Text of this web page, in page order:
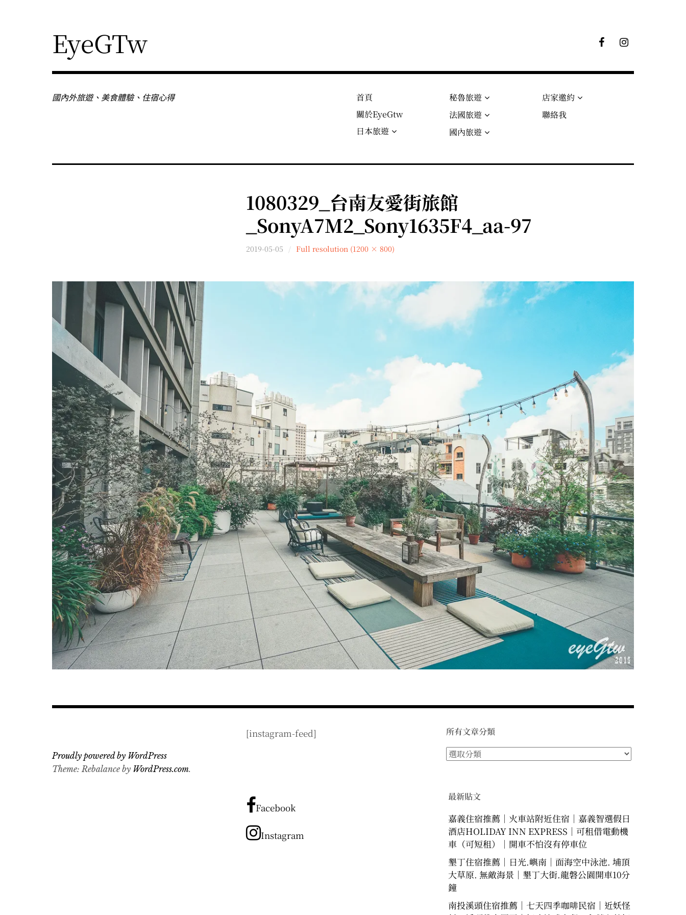
EyeGTw
絲
國內外旅遊、美食體驗、住宿心得
首頁
關於EyeGtw
日本旅遊
秘魯旅遊
法國旅遊
國內旅遊
店家邀約
聯絡我
1080329_台南友愛街旅館
_SonyA7M2_Sony1635F4_aa-97
2019-05-05 Full resolution (1200 × 800)
[instagram-feed] 所有文章分類
所
章
分
類
Facebook
Instagram
最新貼文
嘉義住宿推薦｜火車站附近住宿｜嘉義智選假日
酒店HOLIDAY INN EXPRESS｜可租借電動機
車（可短租）｜開車不怕沒有停車位
墾丁住宿推薦｜日光.嶼南｜面海空中泳池. 埔頂
大草原. 無敵海景｜墾丁大街.龍磐公園開車10分
鐘
南投溪頭住宿推薦｜七天四季咖啡民宿｜近妖怪
Proudly powered by WordPress
Theme: Rebalance by WordPress.com.